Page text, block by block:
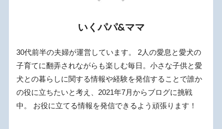
いくパパ&ママ
30代前半の夫婦が運営しています。 2人の愛息と愛犬の
子育てに翻弄されながらも楽しむ毎日。小さな子供と愛
犬との暮らしに関する情報や経験を発信することで誰か
の役に立ちたいと考え、2021年7月からブログに挑戦
中。 お役に立てる情報を発信できるよう頑張ります！